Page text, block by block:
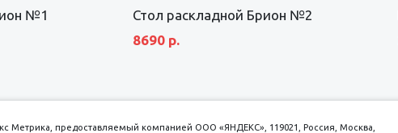
№1
Стол раскладной Брион №2
8690 р.
Метрика, предоставляемый компанией ООО «ЯНДЕКС», 119021, Россия, Москва,